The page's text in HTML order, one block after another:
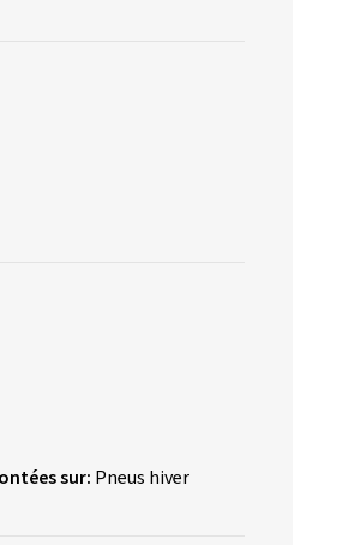
sur: Pneus hiver